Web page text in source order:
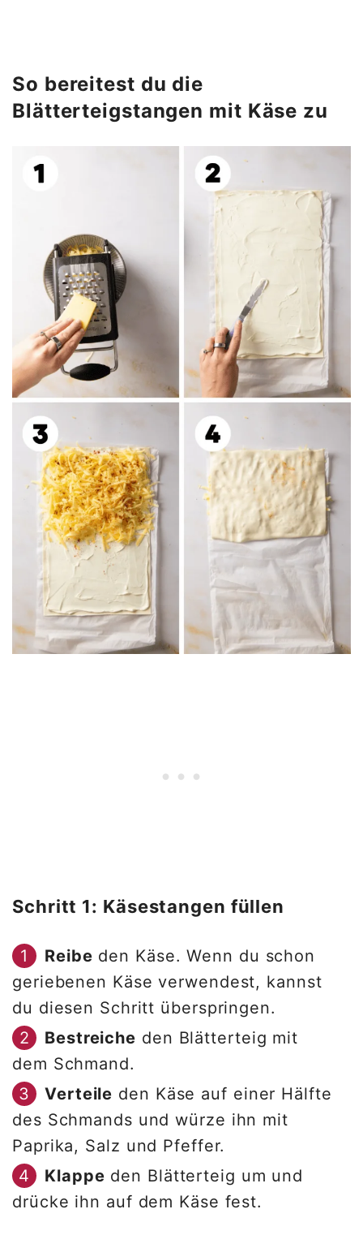
So bereitest du die
Blätterteigstangen mit Käse zu
Schritt 1: Käsestangen füllen
Reibe den Käse. Wenn du schon
geriebenen Käse verwendest, kannst
du diesen Schritt überspringen.
Bestreiche den Blätterteig mit
dem Schmand.
Verteile den Käse auf einer Hälfte
des Schmands und würze ihn mit
Paprika, Salz und Pfeffer.
Klappe den Blätterteig um und
drücke ihn auf dem Käse fest.